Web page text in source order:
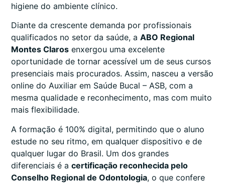
higiene do ambiente clínico.
Diante da crescente demanda por profissionais
qualificados no setor da saúde, a ABO Regional
Montes Claros enxergou uma excelente
oportunidade de tornar acessível um de seus cursos
presenciais mais procurados. Assim, nasceu a versão
online do Auxiliar em Saúde Bucal – ASB, com a
mesma qualidade e reconhecimento, mas com muito
mais flexibilidade.
A formação é 100% digital, permitindo que o aluno
estude no seu ritmo, em qualquer dispositivo e de
qualquer lugar do Brasil. Um dos grandes
diferenciais é a certificação reconhecida pelo
Conselho Regional de Odontologia, o que confere